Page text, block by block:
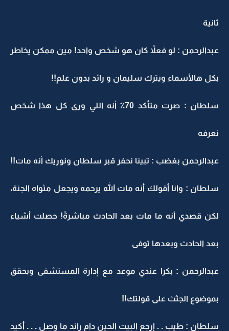
ثانية
عبدالرحمن : لو فعلاً كان هو شخص واحد! مين ممكن يخاطر
بكل هالأسماء ويترك سليمان و رائد بدون علم!!
سلطان : صرت متأكد 70٪ أنه اللي ورى كل هذا شخص
نعرفه
عبدالرحمن بغضب : تبينا نحفر قبر سلطان ونوريك أنه مات!!
سلطان : وانا أقولك أنه مات الله يرحمه ويجعل مثواه الجنة،
لكن قصدي أنه ما مات بعد الحادث مباشرةً! حصلت أشياء
بعد الحادث وبعدها توفى
عبدالرحمن : بكرا عندي موعد مع إدارة المستشفى وبحقق
بموضوع الجثث على قولتك!!
سلطان : طيب . . إرجع البيت الحين دام رائد ما وصل . . . أكيد